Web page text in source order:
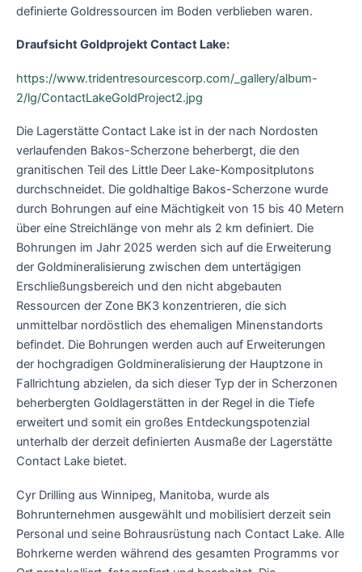
definierte Goldressourcen im Boden verblieben waren.
Draufsicht Goldprojekt Contact Lake:
https://www.tridentresourcescorp.com/_gallery/album-
2/lg/ContactLakeGoldProject2.jpg
Die Lagerstätte Contact Lake ist in der nach Nordosten
verlaufenden Bakos-Scherzone beherbergt, die den
granitischen Teil des Little Deer Lake-Kompositplutons
durchschneidet. Die goldhaltige Bakos-Scherzone wurde
durch Bohrungen auf eine Mächtigkeit von 15 bis 40 Metern
über eine Streichlänge von mehr als 2 km definiert. Die
Bohrungen im Jahr 2025 werden sich auf die Erweiterung
der Goldmineralisierung zwischen dem untertägigen
Erschließungsbereich und den nicht abgebauten
Ressourcen der Zone BK3 konzentrieren, die sich
unmittelbar nordöstlich des ehemaligen Minenstandorts
befindet. Die Bohrungen werden auch auf Erweiterungen
der hochgradigen Goldmineralisierung der Hauptzone in
Fallrichtung abzielen, da sich dieser Typ der in Scherzonen
beherbergten Goldlagerstätten in der Regel in die Tiefe
erweitert und somit ein großes Entdeckungspotenzial
unterhalb der derzeit definierten Ausmaße der Lagerstätte
Contact Lake bietet.
Cyr Drilling aus Winnipeg, Manitoba, wurde als
Bohrunternehmen ausgewählt und mobilisiert derzeit sein
Personal und seine Bohrausrüstung nach Contact Lake. Alle
Bohrkerne werden während des gesamten Programms vor